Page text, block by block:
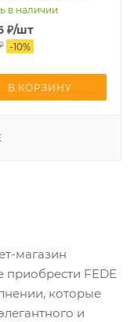
в наличии
₽/шт
-10%
В КОРЗИНУ
магазин
приобрести FEDE
которые
и